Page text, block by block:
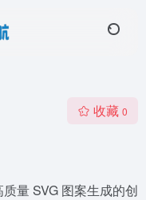
收藏 0
量 SVG 图案生成的创